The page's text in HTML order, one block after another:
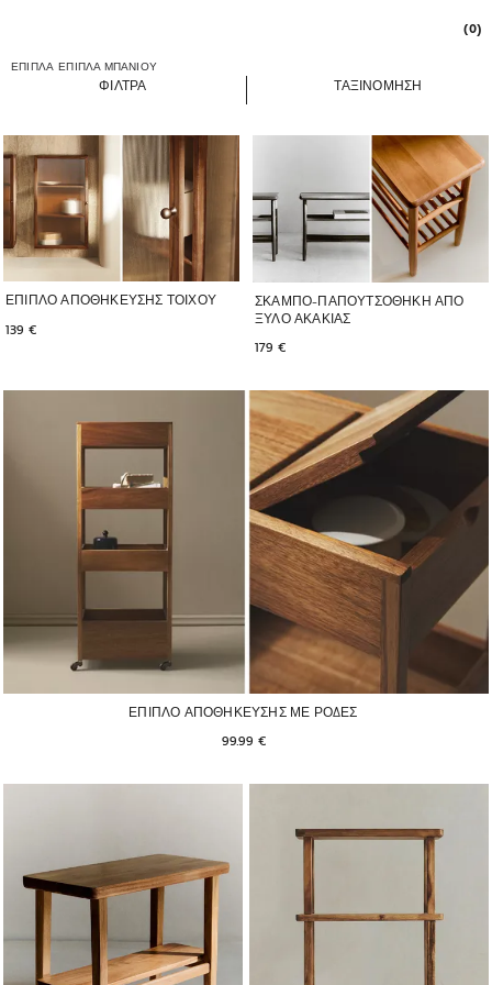
(0)
ΕΠΙΠΛΑ ΕΠΙΠΛΑ ΜΠΑΝΙΟΥ
ΦΊΛΤΡΑ ΤΑΞΙΝΟΜΗΣΗ
ΕΠΙΠΛΟ ΑΠΟΘΗΚΕΥΣΗΣ ΤΟΙΧΟΥ
139 €
ΣΚΑΜΠΟ-ΠΑΠΟΥΤΣΟΘΗΚΗ ΑΠΟ
ΞΥΛΟ ΑΚΑΚΙΑΣ
179 €
ΕΠΙΠΛΟ ΑΠΟΘΗΚΕΥΣΗΣ ΜΕ ΡΟΔΕΣ
99.99 €
Η εικόνα άλλαξε σε 1 από 6 Η εικόνα άλλαξε σε 1 από 6